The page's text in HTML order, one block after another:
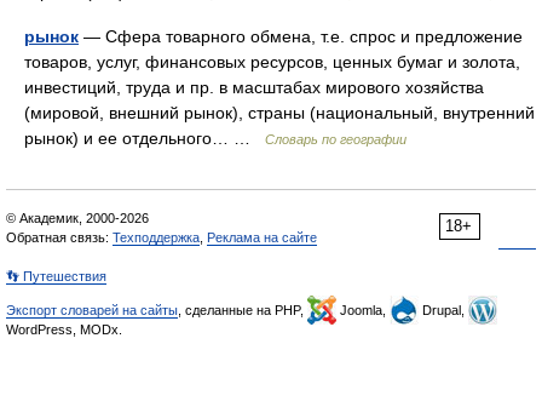
рынок — Сфера товарного обмена, т.е. спрос и предложение
товаров, услуг, финансовых ресурсов, ценных бумаг и золота,
инвестиций, труда и пр. в масштабах мирового хозяйства
(мировой, внешний рынок), страны (национальный, внутренний
рынок) и ее отдельного… …
Словарь по географии
18+
© Академик, 2000-2026
Обратная связь: Техподдержка Реклама на сайте
👣 Путешествия
Экспорт словарей на сайты , сделанные на PHP, Joomla,
Drupal,
WordPress, MODx.